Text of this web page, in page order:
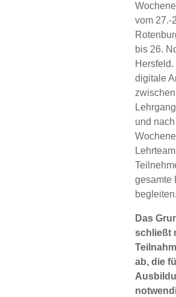
vom 27.-
bis 26.
digitale
und
gesamte
begleiten.
Das
schließt
ab, die